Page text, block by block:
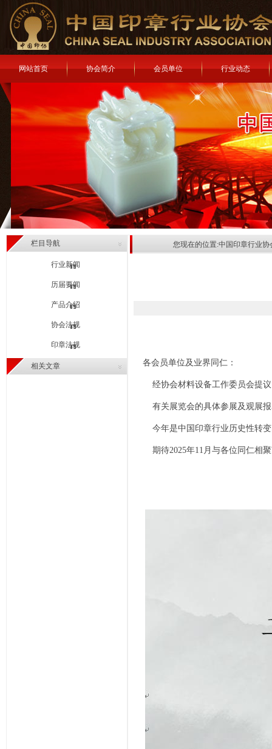
网站首页 协会简介 会员单位 行业动态
栏目导航
行业新闻
历届要闻
产品介绍
协会法规
印章法规
相关文章
您现在的位置:中国印章行业协
各会员单位及业界同仁：
经协会材料设备工作委员会提议
有关展览会的具体参展及观展报
今年是中国印章行业历史性转变
期待2025年11月与各位同仁相